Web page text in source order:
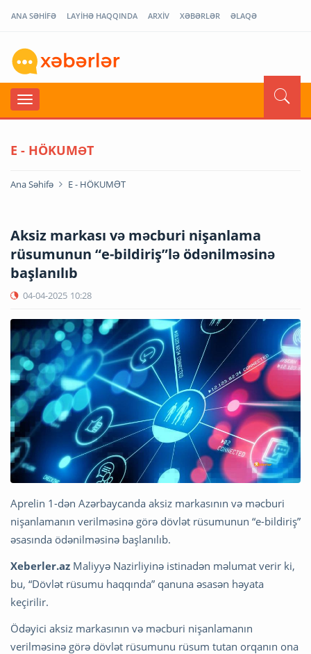
ANA SƏHİFƏ LAYİHƏ HAQQINDA ARXİV XƏBƏRLƏR ƏLAQƏ
E - HÖKUMƏT
Ana Səhifə E - HÖKUMƏT
Aksiz markası və məcburi nişanlama
rüsumunun “e-bildiriş”lə ödənilməsinə
başlanılıb
04-04-2025 10:28
Aprelin 1-dən Azərbaycanda aksiz markasının və məcburi
nişanlamanın verilməsinə görə dövlət rüsumunun “e-bildiriş”
əsasında ödənilməsinə başlanılıb.
Xeberler.az Maliyyə Nazirliyinə istinadən məlumat verir ki,
bu, “Dövlət rüsumu haqqında” qanuna əsasən həyata
keçirilir.
Ödəyici aksiz markasının və məcburi nişanlamanın
verilməsinə görə dövlət rüsumunu rüsum tutan orqanın ona